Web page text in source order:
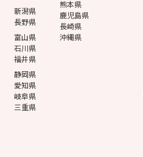
新潟県
長野県
富山県
石川県
福井県
静岡県
愛知県
岐阜県
三重県
熊本県
鹿児島県
長崎県
沖縄県